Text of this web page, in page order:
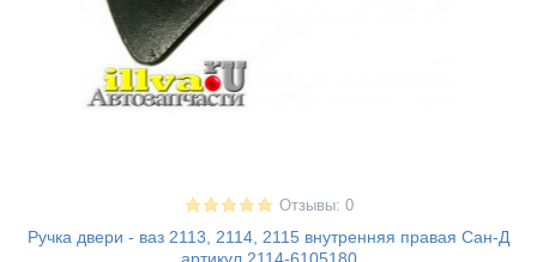
Отзывы: 0
Ручка двери - ваз 2113, 2114, 2115 внутренняя правая Сан-Д